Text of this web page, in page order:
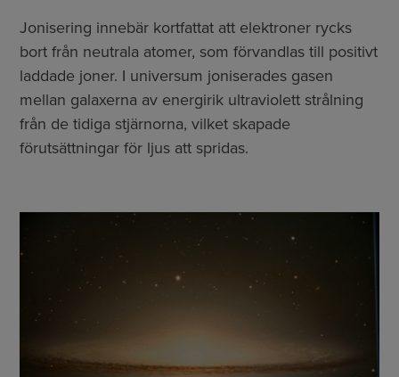
Jonisering innebär kortfattat att elektroner rycks
bort från neutrala atomer, som förvandlas till positivt
laddade joner. I universum joniserades gasen
mellan galaxerna av energirik ultraviolett strålning
från de tidiga stjärnorna, vilket skapade
förutsättningar för ljus att spridas.